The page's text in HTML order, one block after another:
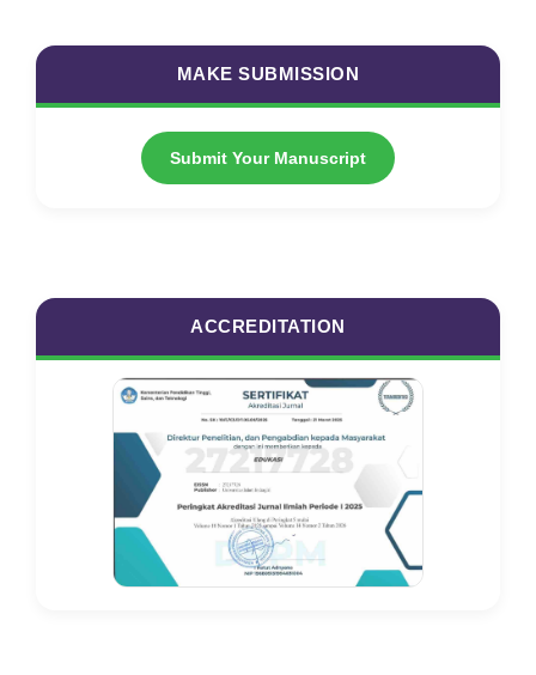
MAKE SUBMISSION
Submit Your Manuscript
ACCREDITATION